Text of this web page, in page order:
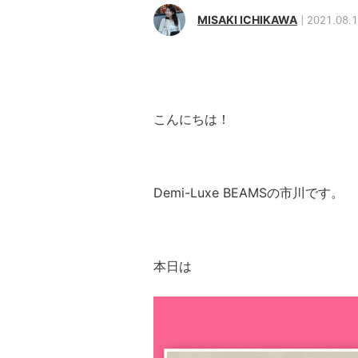
MISAKI ICHIKAWA
こんにちは！
Demi-Luxe BEAMSの市川です。
本日は